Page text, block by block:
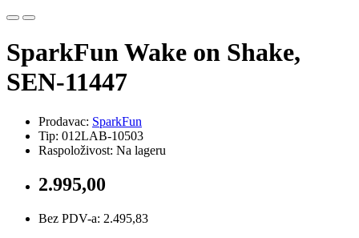
SparkFun Wake on Shake,
SEN-11447
Prodavac: SparkFun
Tip: 012LAB-10503
Raspoloživost: Na lageru
2.995,00
Bez PDV-a: 2.495,83